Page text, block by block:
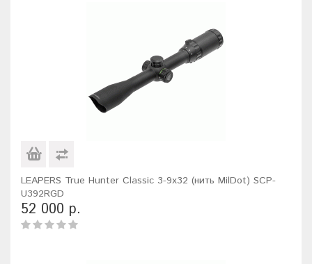
LEAPERS True Hunter Classic 3-9x32 (нить MilDot) SCP-
U392RGD
52 000 р.